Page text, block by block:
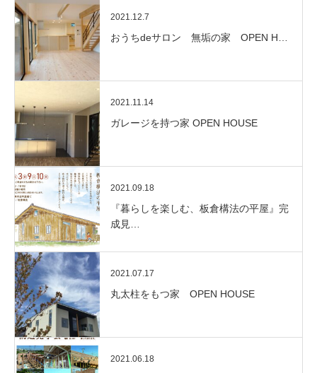
2021.12.7
おうちdeサロン 無垢の家 OPEN H…
2021.11.14
ガレージを持つ家 OPEN HOUSE
2021.09.18
『暮らしを楽しむ、板倉構法の平屋』完
成見…
2021.07.17
丸太柱をもつ家 OPEN HOUSE
2021.06.18